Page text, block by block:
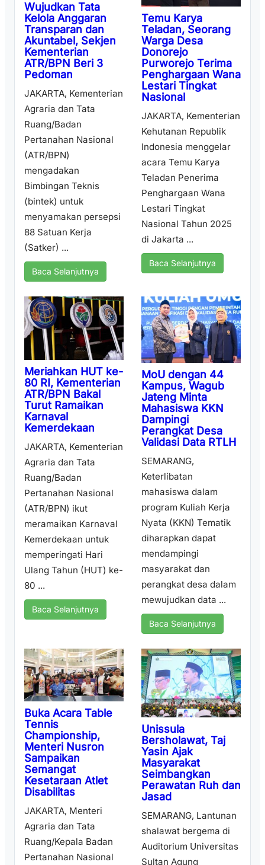
Wujudkan Tata
Kelola Anggaran
Transparan dan
Akuntabel, Sekjen
Kementerian
ATR/BPN Beri 3
Pedoman
JAKARTA, Kementerian
Agraria dan Tata
Ruang/Badan
Pertanahan Nasional
(ATR/BPN)
mengadakan
Bimbingan Teknis
(bintek) untuk
menyamakan persepsi
88 Satuan Kerja
(Satker) ...
Baca Selanjutnya
Temu Karya
Teladan, Seorang
Warga Desa
Donorejo
Purworejo Terima
Penghargaan Wana
Lestari Tingkat
Nasional
JAKARTA, Kementerian
Kehutanan Republik
Indonesia menggelar
acara Temu Karya
Teladan Penerima
Penghargaan Wana
Lestari Tingkat
Nasional Tahun 2025
di Jakarta ...
Baca Selanjutnya
Meriahkan HUT ke-
80 RI, Kementerian
ATR/BPN Bakal
Turut Ramaikan
Karnaval
Kemerdekaan
JAKARTA, Kementerian
Agraria dan Tata
Ruang/Badan
Pertanahan Nasional
(ATR/BPN) ikut
meramaikan Karnaval
Kemerdekaan untuk
memperingati Hari
Ulang Tahun (HUT) ke-
80 ...
Baca Selanjutnya
MoU dengan 44
Kampus, Wagub
Jateng Minta
Mahasiswa KKN
Dampingi
Perangkat Desa
Validasi Data RTLH
SEMARANG,
Keterlibatan
mahasiswa dalam
program Kuliah Kerja
Nyata (KKN) Tematik
diharapkan dapat
mendampingi
masyarakat dan
perangkat desa dalam
mewujudkan data ...
Baca Selanjutnya
Buka Acara Table
Tennis
Championship,
Menteri Nusron
Sampaikan
Semangat
Kesetaraan Atlet
Disabilitas
JAKARTA, Menteri
Agraria dan Tata
Ruang/Kepala Badan
Pertanahan Nasional
Unissula
Bersholawat, Taj
Yasin Ajak
Masyarakat
Seimbangkan
Perawatan Ruh dan
Jasad
SEMARANG, Lantunan
shalawat bergema di
Auditorium Universitas
Sultan Agung